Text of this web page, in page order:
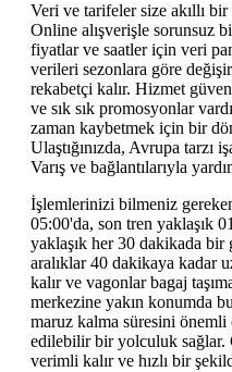
Veri ve tarifeler size akıllı bir
Online alışverişle sorunsuz
fiyatlar ve saatler için veri
verileri sezonlara göre
rekabetçi kalır. Hizmet
ve sık sık promosyonlar
zaman kaybetmek için bir
Ulaştığınızda, Avrupa tarzı
Varış ve bağlantılarıyla
İşlemlerinizi bilmeniz
05:00'da, son tren yaklaşık
yaklaşık her 30 dakikada bir
aralıklar 40 dakikaya kadar
kalır ve vagonlar bagaj
merkezine yakın konumda
maruz kalma süresini
edilebilir bir yolculuk sağlar.
verimli kalır ve hızlı bir